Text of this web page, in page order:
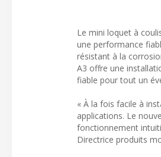
Le mini loquet à
une performance
résistant à la
A3 offre une
fiable pour tout un
« À la fois facile à
applications. Le
fonctionnement
Directrice produits